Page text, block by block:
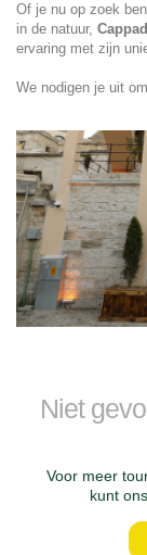
Of je nu op zoek
in de natuur,
ervaring met zijn
We nodigen je uit
Niet
Voor meer
kunt